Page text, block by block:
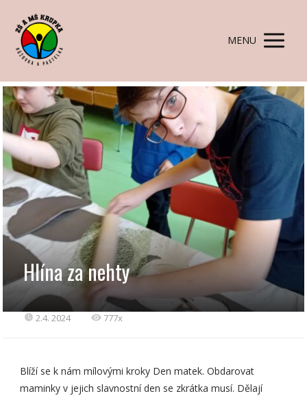
MENU
Hlína za nehty
2.4. 2024 777x
Blíží se k nám mílovými kroky Den matek. Obdarovat
maminky v jejich slavnostní den se zkrátka musí. Dělají